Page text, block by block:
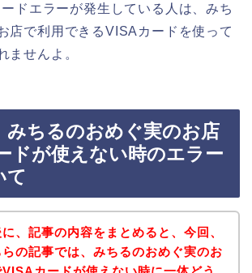
ドエラーが発生している人は、みち
店で利用できるVISAカードを使って
ませんよ。
みちるのおめぐ実のお店
ドが使えない時のエラー
て
、記事の内容をまとめると、今回、
らの記事では、みちるのおめぐ実のお